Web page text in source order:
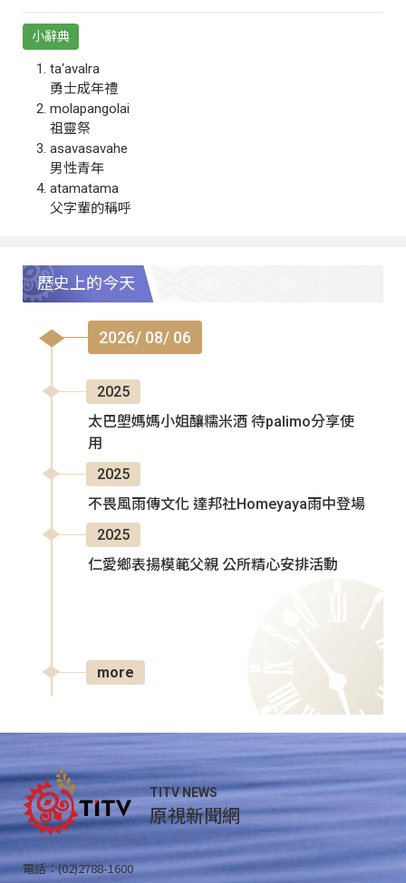
小辭典
ta‘avalra
勇士成年禮
molapangolai
祖靈祭
asavasavahe
男性青年
atamatama
父字輩的稱呼
歷史上的今天
2026/ 08/ 06
2025
太巴塱媽媽小姐釀糯米酒 待palimo分享使
用
2025
不畏風雨傳文化 達邦社Homeyaya雨中登場
2025
仁愛鄉表揚模範父親 公所精心安排活動
more
TITV NEWS
原視新聞網
電話：(02)2788-1600